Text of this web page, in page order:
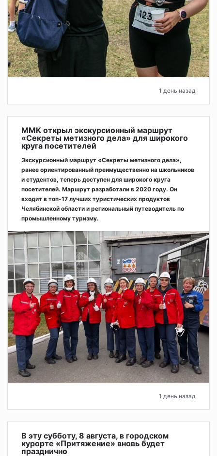
1 день назад
ММК открыл экскурсионный маршрут
«Секреты метизного дела» для широкого
круга посетителей
Экскурсионный маршрут «Секреты метизного дела»,
ранее ориентированный преимущественно на школьников
и студентов, теперь доступен для широкого круга
посетителей. Маршрут разработали в 2020 году. Он
входит в топ-17 лучших туристических продуктов
Челябинской области и региональный путеводитель по
промышленному туризму.
1 день назад
В эту субботу, 8 августа, в городском
курорте «Притяжение» вновь будет
празднично